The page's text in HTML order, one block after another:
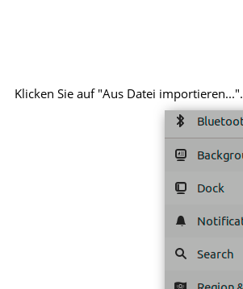
Klicken Sie auf "Aus Datei importieren...".